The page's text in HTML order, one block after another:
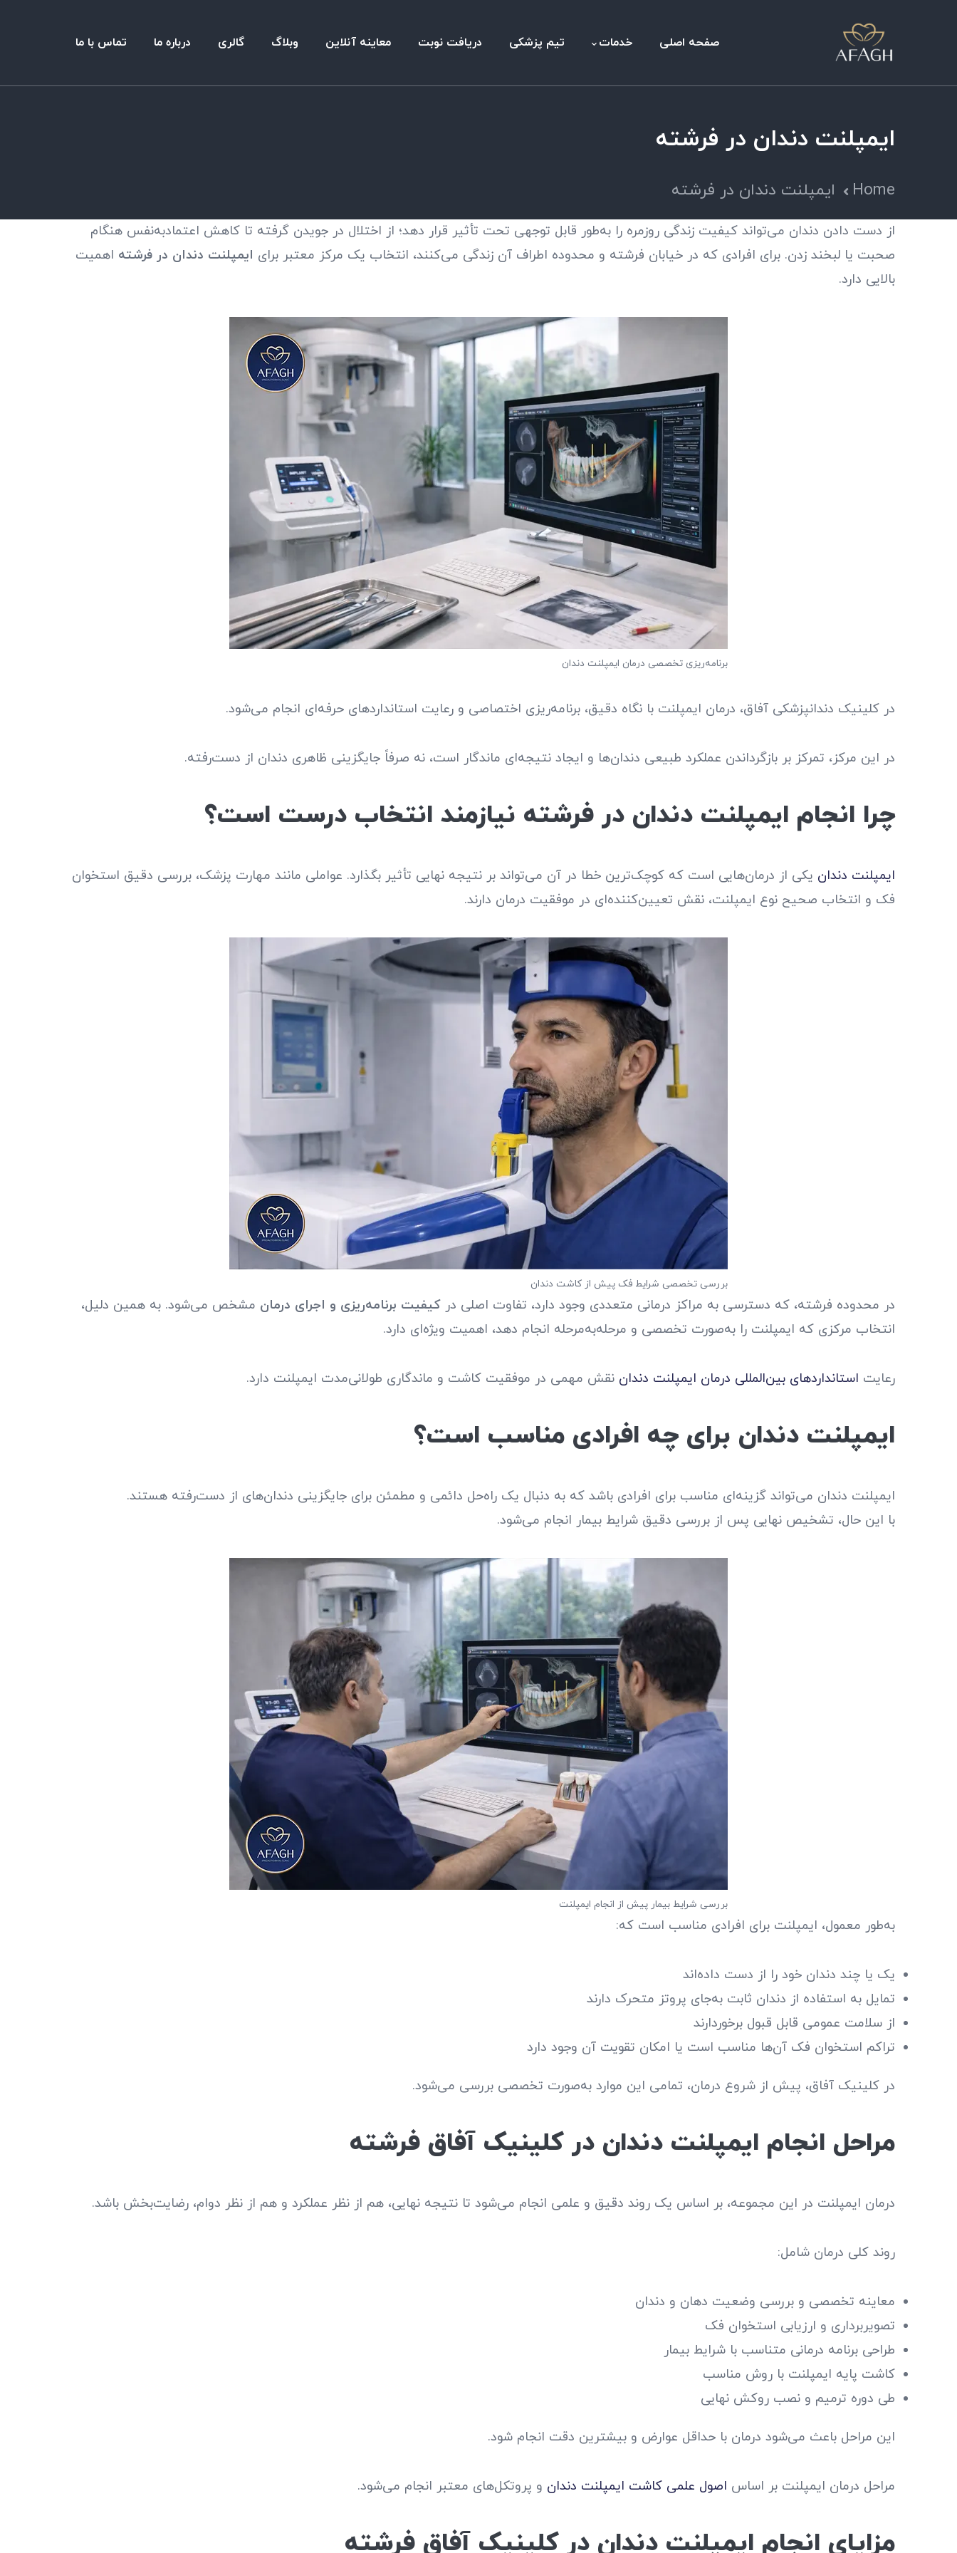
صفحه اصلی خدمات تیم پزشکی دریافت نوبت معاینه آنلاین وبلاگ گالری درباره ما تماس با ما
ایمپلنت دندان در فرشته
Home ایمپلنت دندان در فرشته
از دست دادن دندان می‌تواند کیفیت زندگی روزمره را به‌طور قابل توجهی تحت تأثیر قرار دهد؛ از اختلال در جویدن گرفته تا کاهش اعتمادبه‌نفس هنگام
صحبت یا لبخند زدن. برای افرادی که در خیابان فرشته و محدوده اطراف آن زندگی می‌کنند، انتخاب یک مرکز معتبر برای ایمپلنت دندان در فرشته اهمیت
بالایی دارد.
برنامه‌ریزی تخصصی درمان ایمپلنت دندان
در کلینیک دندانپزشکی آفاق، درمان ایمپلنت با نگاه دقیق، برنامه‌ریزی اختصاصی و رعایت استانداردهای حرفه‌ای انجام می‌شود.
در این مرکز، تمرکز بر بازگرداندن عملکرد طبیعی دندان‌ها و ایجاد نتیجه‌ای ماندگار است، نه صرفاً جایگزینی ظاهری دندان از دست‌رفته.
چرا انجام ایمپلنت دندان در فرشته نیازمند انتخاب درست است؟
ایمپلنت دندان یکی از درمان‌هایی است که کوچک‌ترین خطا در آن می‌تواند بر نتیجه نهایی تأثیر بگذارد. عواملی مانند مهارت پزشک، بررسی دقیق استخوان
فک و انتخاب صحیح نوع ایمپلنت، نقش تعیین‌کننده‌ای در موفقیت درمان دارند.
بررسی تخصصی شرایط فک پیش از کاشت دندان
در محدوده فرشته، که دسترسی به مراکز درمانی متعددی وجود دارد، تفاوت اصلی در کیفیت برنامه‌ریزی و اجرای درمان مشخص می‌شود. به همین دلیل،
انتخاب مرکزی که ایمپلنت را به‌صورت تخصصی و مرحله‌به‌مرحله انجام دهد، اهمیت ویژه‌ای دارد.
رعایت استانداردهای بین‌المللی درمان ایمپلنت دندان نقش مهمی در موفقیت کاشت و ماندگاری طولانی‌مدت ایمپلنت دارد.
ایمپلنت دندان برای چه افرادی مناسب است؟
ایمپلنت دندان می‌تواند گزینه‌ای مناسب برای افرادی باشد که به دنبال یک راه‌حل دائمی و مطمئن برای جایگزینی دندان‌های از دست‌رفته هستند.
با این حال، تشخیص نهایی پس از بررسی دقیق شرایط بیمار انجام می‌شود.
بررسی شرایط بیمار پیش از انجام ایمپلنت
به‌طور معمول، ایمپلنت برای افرادی مناسب است که:
یک یا چند دندان خود را از دست داده‌اند
تمایل به استفاده از دندان ثابت به‌جای پروتز متحرک دارند
از سلامت عمومی قابل قبول برخوردارند
تراکم استخوان فک آن‌ها مناسب است یا امکان تقویت آن وجود دارد
در کلینیک آفاق، پیش از شروع درمان، تمامی این موارد به‌صورت تخصصی بررسی می‌شود.
مراحل انجام ایمپلنت دندان در کلینیک آفاق فرشته
درمان ایمپلنت در این مجموعه، بر اساس یک روند دقیق و علمی انجام می‌شود تا نتیجه نهایی، هم از نظر عملکرد و هم از نظر دوام، رضایت‌بخش باشد.
روند کلی درمان شامل:
معاینه تخصصی و بررسی وضعیت دهان و دندان
تصویربرداری و ارزیابی استخوان فک
طراحی برنامه درمانی متناسب با شرایط بیمار
کاشت پایه ایمپلنت با روش مناسب
طی دوره ترمیم و نصب روکش نهایی
این مراحل باعث می‌شود درمان با حداقل عوارض و بیشترین دقت انجام شود.
مراحل درمان ایمپلنت بر اساس اصول علمی کاشت ایمپلنت دندان و پروتکل‌های معتبر انجام می‌شود.
مزایای انجام ایمپلنت دندان در کلینیک آفاق فرشته